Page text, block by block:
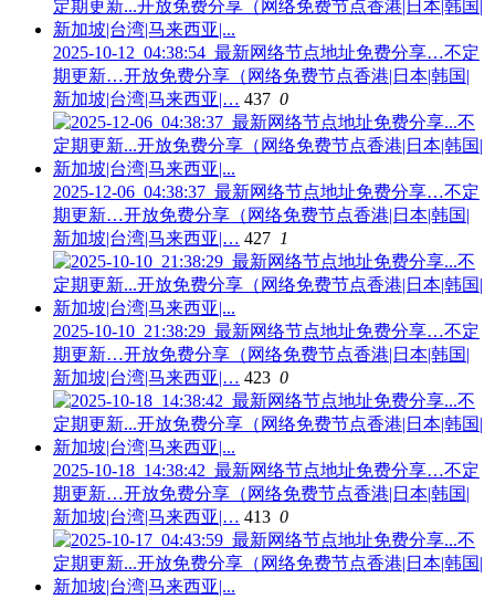
2025-10-12_04:38:54_最新网络节点地址免费分享…不定
期更新…开放免费分享（网络免费节点香港|日本|韩国|
新加坡|台湾|马来西亚|… 437 0
2025-12-06_04:38:37_最新网络节点地址免费分享…不定
期更新…开放免费分享（网络免费节点香港|日本|韩国|
新加坡|台湾|马来西亚|… 427 1
2025-10-10_21:38:29_最新网络节点地址免费分享…不定
期更新…开放免费分享（网络免费节点香港|日本|韩国|
新加坡|台湾|马来西亚|… 423 0
2025-10-18_14:38:42_最新网络节点地址免费分享…不定
期更新…开放免费分享（网络免费节点香港|日本|韩国|
新加坡|台湾|马来西亚|… 413 0